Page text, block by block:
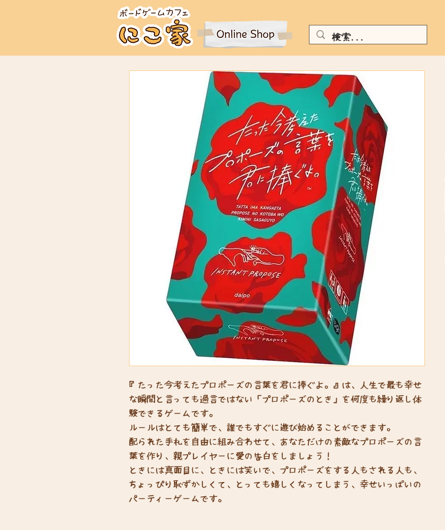
『たった今考えたプロポーズの言葉を君に捧ぐよ。』は、人生で最も幸せ
な瞬間と言っても過言ではない「プロポーズのとき」を何度も繰り返し体
験できるゲームです。
ルールはとても簡単で、誰でもすぐに遊び始めることができます。
配られた手札を自由に組み合わせて、あなただけの素敵なプロポーズの言
葉を作り、親プレイヤーに愛の告白をしましょう！
ときには真面目に、ときには笑いで、プロポーズをする人もされる人も、
ちょっぴり恥ずかしくて、とっても嬉しくなってしまう、幸せいっぱいの
パーティーゲームです。